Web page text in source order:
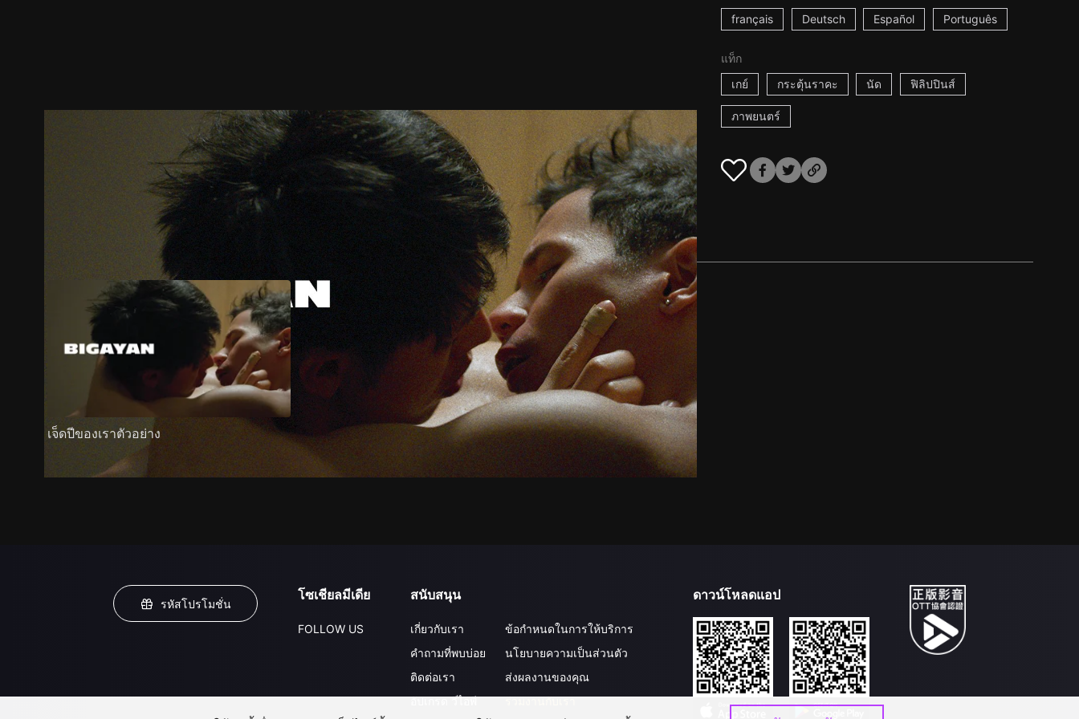
français Deutsch Español Português
แท็ก
เกย์
กระตุ้นราคะ นัด ฟิลิปปินส์
ภาพยนตร์
ภาพนิ่ง
เจ็ดปีของเราตัวอย่าง
รหัสโปรโมชั่น
โซเชียลมีเดีย
FOLLOW US
สนับสนุน
เกี่ยวกับเรา
คำถามที่พบบ่อย
ติดต่อเรา
อัปเกรด วีไอพี
ข้อกำหนดในการให้บริการ
นโยบายความเป็นส่วนตัว
ส่งผลงานของคุณ
ร่วมงานกับเรา
ดาวน์โหลดแอป